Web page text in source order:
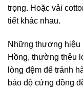
trọng. Hoặc vải
tiết khác nhau.
Những thương hiệu
Hồng, thường thêu
lòng đệm để tránh
bảo độ cứng đồng